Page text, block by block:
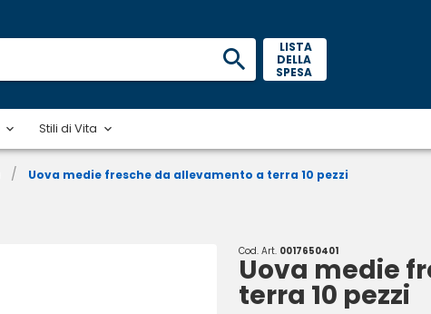
LISTA
DELLA
SPESA
Stili di Vita
/ Uova medie fresche da allevamento a terra 10 pezzi
Cod. Art. 0017650401
Uova medie
terra 10 pezzi